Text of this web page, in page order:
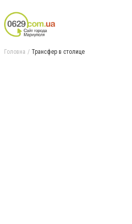
Головна Трансфер в столице